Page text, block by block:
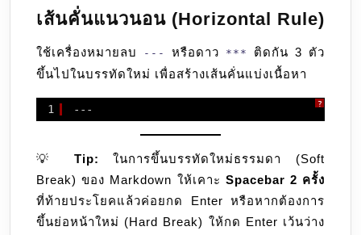
เส้นคั่นแนวนอน (Horizontal Rule)
ใช้เครื่องหมายลบ --- หรือดาว ***
ติดกัน 3 ตัว
ขึ้นไปในบรรทัดใหม่ เพื่อสร้างเส้นคั่นแบ่งเนื้อหา
?
1 ---
💡 Tip: ในการขึ้นบรรทัดใหม่ธรรมดา (Soft
Break) ของ Markdown ให้เคาะ Spacebar 2 ครั้ง
ที่ท้ายประโยคแล้วค่อยกด Enter หรือหากต้องการ
ขึ้นย่อหน้าใหม่ (Hard Break) ให้กด Enter เว้นว่าง